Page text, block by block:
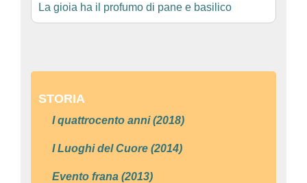
La gioia ha il profumo di pane e basilico
STORIA
I quattrocento anni (2018)
I Luoghi del Cuore (2014)
Evento frana (2013)